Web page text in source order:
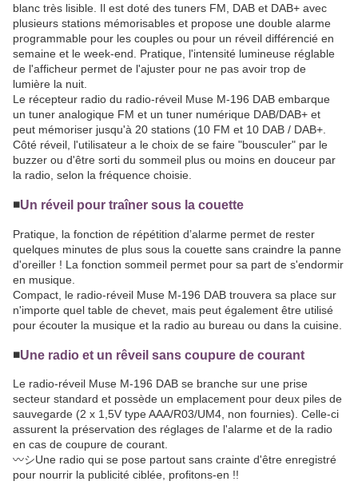
blanc très lisible. Il est doté des tuners FM, DAB et DAB+ avec
plusieurs stations mémorisables et propose une double alarme
programmable pour les couples ou pour un réveil différencié en
semaine et le week-end. Pratique, l'intensité lumineuse réglable
de l'afficheur permet de l'ajuster pour ne pas avoir trop de
lumière la nuit.
Le récepteur radio du radio-réveil Muse M-196 DAB embarque
un tuner analogique FM et un tuner numérique DAB/DAB+ et
peut mémoriser jusqu'à 20 stations (10 FM et 10 DAB / DAB+.
Côté réveil, l'utilisateur a le choix de se faire "bousculer" par le
buzzer ou d'être sorti du sommeil plus ou moins en douceur par
la radio, selon la fréquence choisie.
◾️Un réveil pour traîner sous la couette
Pratique, la fonction de répétition d’alarme permet de rester
quelques minutes de plus sous la couette sans craindre la panne
d'oreiller ! La fonction sommeil permet pour sa part de s'endormir
en musique.
Compact, le radio-réveil Muse M-196 DAB trouvera sa place sur
n'importe quel table de chevet, mais peut également être utilisé
pour écouter la musique et la radio au bureau ou dans la cuisine.
◾️Une radio et un rêveil sans coupure de courant
Le radio-réveil Muse M-196 DAB se branche sur une prise
secteur standard et possède un emplacement pour deux piles de
sauvegarde (2 x 1,5V type AAA/R03/UM4, non fournies). Celle-ci
assurent la préservation des réglages de l'alarme et de la radio
en cas de coupure de courant.
〰️シUne radio qui se pose partout sans crainte d'être enregistré
pour nourrir la publicité ciblée, profitons-en !!